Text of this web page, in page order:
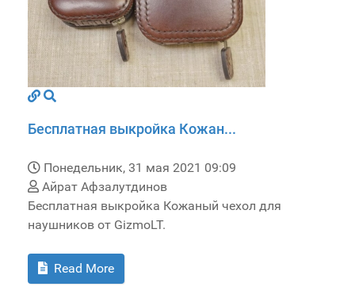
Бесплатная выкройка Кожан...
Понедельник, 31 мая 2021 09:09
Айрат Афзалутдинов
Бесплатная выкройка Кожаный чехол для
наушников от GizmoLT.
Read More